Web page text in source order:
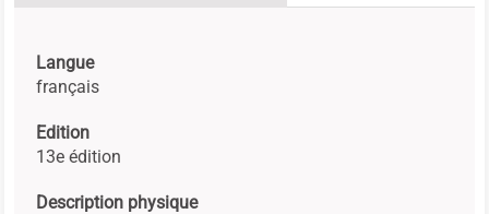
Langue
français
Edition
13e édition
Description physique